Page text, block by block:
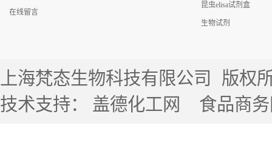
在线留言
昆虫elisa试剂盒
生物试剂
上海梵态生物科技有限公司
版权
技术支持： 盖德化工网 食品商